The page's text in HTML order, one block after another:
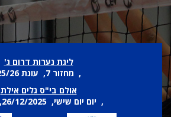
ליגת נערות דרום ג'
, מחזור 7, עונת 25/26
אולם בי"ס גלים אילת
, יום יום שישי, 26/12/2025, 14:00